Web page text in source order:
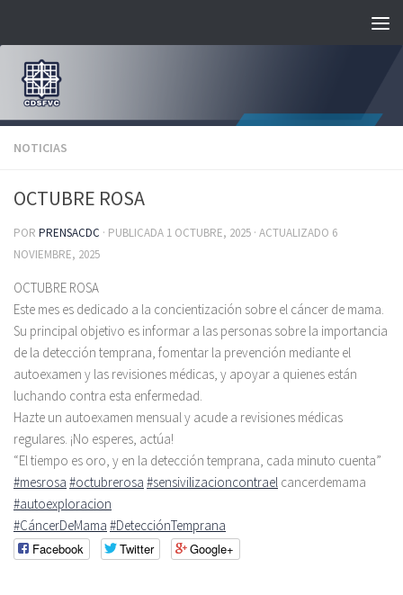
NOTICIAS
OCTUBRE ROSA
POR PRENSACDC · PUBLICADA 1 OCTUBRE, 2025 · ACTUALIZADO 6
NOVIEMBRE, 2025
OCTUBRE ROSA
Este mes es dedicado a la concientización sobre el cáncer de mama.
Su principal objetivo es informar a las personas sobre la importancia
de la detección temprana, fomentar la prevención mediante el
autoexamen y las revisiones médicas, y apoyar a quienes están
luchando contra esta enfermedad.
Hazte un autoexamen mensual y acude a revisiones médicas
regulares. ¡No esperes, actúa!
“El tiempo es oro, y en la detección temprana, cada minuto cuenta”
#mesrosa #octubrerosa #sensivilizacioncontrael cancerdemama
#autoexploracion
#CáncerDeMama #DetecciónTemprana
Facebook
Twitter Google+